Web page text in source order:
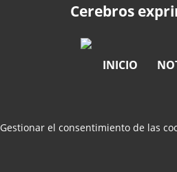
Cerebros
INICIO
Gestionar el consentimiento de las